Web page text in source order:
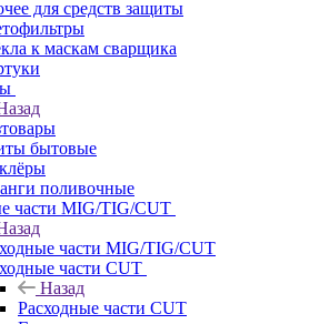
для средств защиты
к маскам сварщика
бытовые
поливочные
части MIG/TIG/CUT
части MIG/TIG/CUT
части CUT
Назад
Расходные части CUT